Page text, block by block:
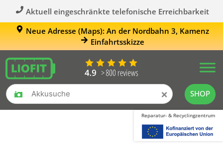
Aktuell eingeschränkte telefonische Erreichbarkeit
Neue Adresse (Maps): An der Nordbahn 3, Kamenz
Einfahrtsskizze
× SHOP
Reparatur- & Recyclingzentrum